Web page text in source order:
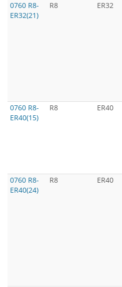
0760 R8-
ER32(21)
R8 ER32
0760 R8-
ER40(15)
R8 ER40
0760 R8-
ER40(24)
R8 ER40